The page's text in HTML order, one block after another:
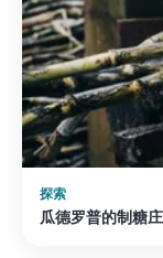
探索
瓜德罗普的制糖